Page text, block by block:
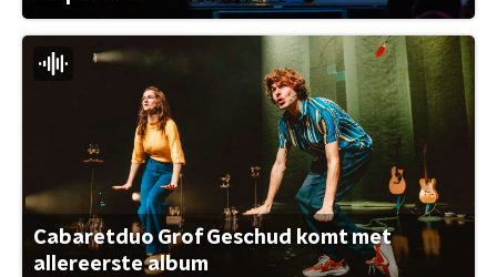
Cabaretduo Grof Geschud komt met
allereerste album